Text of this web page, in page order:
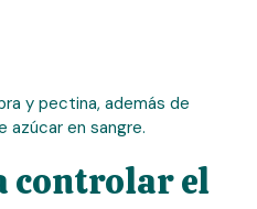
y pectina, además de
azúcar en sangre.
controlar el